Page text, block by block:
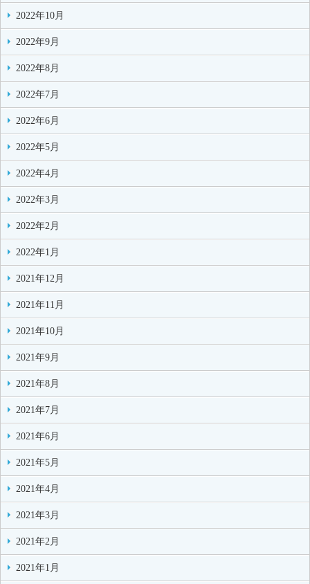
2022年10月
2022年9月
2022年8月
2022年7月
2022年6月
2022年5月
2022年4月
2022年3月
2022年2月
2022年1月
2021年12月
2021年11月
2021年10月
2021年9月
2021年8月
2021年7月
2021年6月
2021年5月
2021年4月
2021年3月
2021年2月
2021年1月